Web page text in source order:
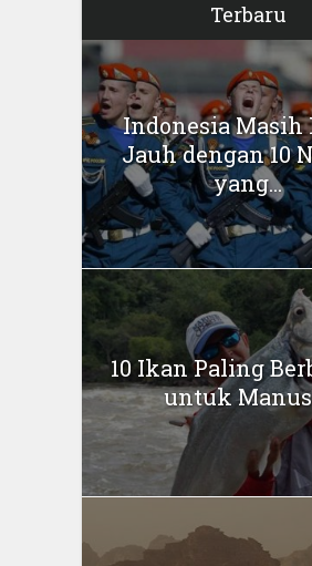
Terbaru
Indonesia Masih
Jauh dengan 10
yang...
10 Ikan Paling
untuk